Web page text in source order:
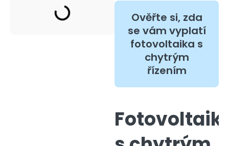
Ověřte si, zda
se vám vyplatí
fotovoltaika s
chytrým
řízením